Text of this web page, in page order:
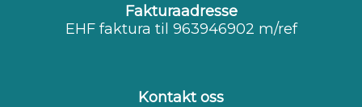
Fakturaadresse
EHF faktura til 963946902 m/ref
Kontakt oss